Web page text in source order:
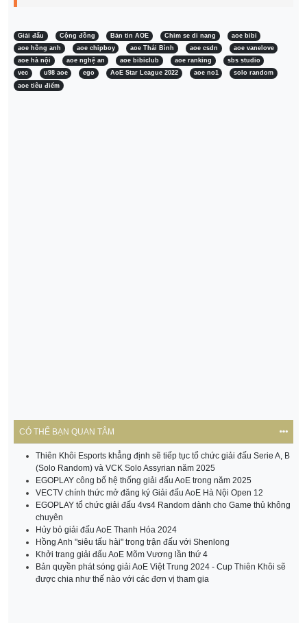
Giải đấu Cộng đồng Bản tin AOE Chim se di nang
aoe bibi
aoe hồng anh
aoe chipboy aoe Thái Bình aoe csdn
aoe vanelove
aoe hà nội
aoe nghệ an aoe bibiclub aoe ranking
sbs studio
vec
u98 aoe ego AoE Star League 2022 aoe no1
solo random
aoe tiêu điểm
CÓ THỂ BẠN QUAN TÂM
Thiên Khôi Esports khẳng định sẽ tiếp tục tổ chức giải đấu Serie A, B
(Solo Random) và VCK Solo Assyrian năm 2025
EGOPLAY công bố hệ thống giải đấu AoE trong năm 2025
VECTV chính thức mở đăng ký Giải đấu AoE Hà Nội Open 12
EGOPLAY tổ chức giải đấu 4vs4 Random dành cho Game thủ không
chuyên
Hủy bỏ giải đấu AoE Thanh Hóa 2024
Hồng Anh "siêu tấu hài" trong trận đấu với Shenlong
Khởi trang giải đấu AoE Mõm Vương lần thứ 4
Bản quyền phát sóng giải AoE Việt Trung 2024 - Cup Thiên Khôi sẽ
được chia như thế nào với các đơn vị tham gia